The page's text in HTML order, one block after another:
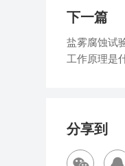
下一篇
盐雾腐蚀试
工作原理是
分享到